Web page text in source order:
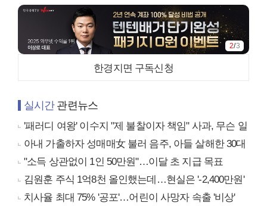
2/3
한경지면 구독신청
실시간관련뉴스
'패러디 여왕' 이수지 "제 불찰이자 책임" 사과, 무슨 일
아내 가출하자 성매매女 불러 음주, 아들 살해한 30대
"소득 상관없이 1인 50만원"…이달 초 지급 목표
김원훈 주식 1억8천 올인했는데…현실은 '-2,400만원'
치사율 최대 75% '공포'…어린이 사망자 속출 '비상'